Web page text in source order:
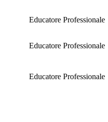
Educatore Professionale
Educatore Professionale
Educatore Professionale